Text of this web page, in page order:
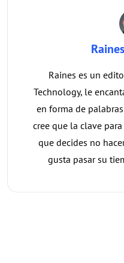
Raines
Raines es un
Technology, le
en forma de
cree que la clave
que decides no
gusta pasar su